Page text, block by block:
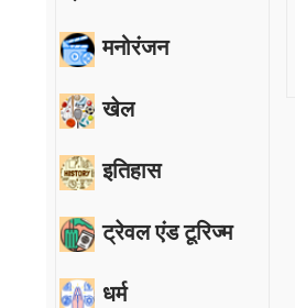
मनोरंजन
खेल
इतिहास
ट्रेवल एंड टूरिज्म
धर्म